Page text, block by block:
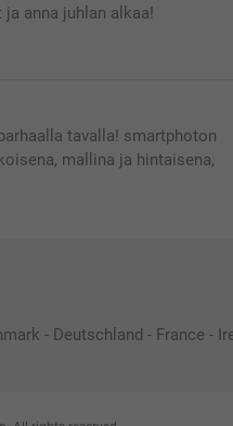
anna juhlan alkaa!
tavalla! smartphoton
mallina ja hintaisena,
- Deutschland - France -